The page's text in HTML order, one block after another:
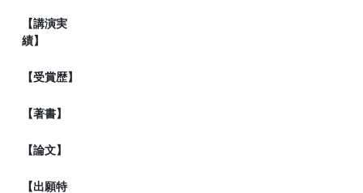
【講演実
績】
【受賞歴】
【著書】
【論文】
【出願特